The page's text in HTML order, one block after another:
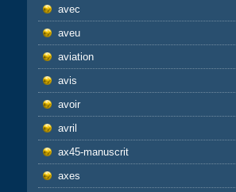
avec
aveu
aviation
avis
avoir
avril
ax45-manuscrit
axes